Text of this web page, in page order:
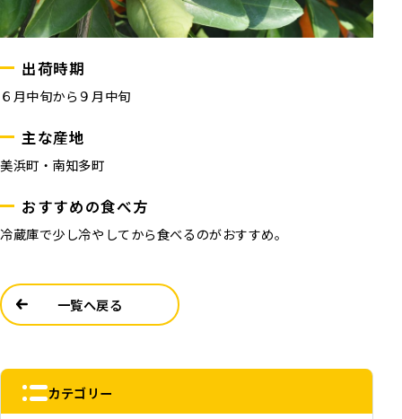
出荷時期
６月中旬から９月中旬
主な産地
美浜町・南知多町
おすすめの食べ方
冷蔵庫で少し冷やしてから食べるのがおすすめ。
一覧へ戻る
カテゴリー